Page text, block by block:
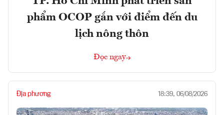
phẩm OCOP gắn với điểm đến du
lịch nông thôn
Đọc ngay
Địa phương 18:39, 06/08/2026